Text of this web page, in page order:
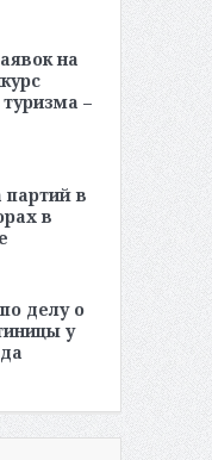
на
–
в
в
делу о
у